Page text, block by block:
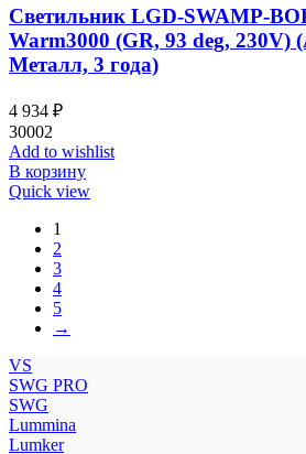
Светильник LGD-SWAMP-
Warm3000 (GR, 93 deg, 230V)
Металл, 3 года)
4 934 ₽
30002
Add to wishlist
В корзину
Quick view
1
2
3
4
5
→
VS
SWG PRO
SWG
Lummina
Lumker